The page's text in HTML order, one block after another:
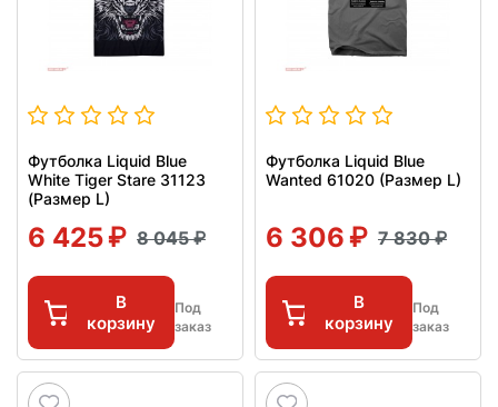
Футболка Liquid Blue
White Tiger Stare 31123
(Размер L)
6 425 8 045
В
корзину
Под
заказ
Футболка Liquid Blue
Wanted 61020 (Размер L)
6 306 7 830
В
корзину
Под
заказ